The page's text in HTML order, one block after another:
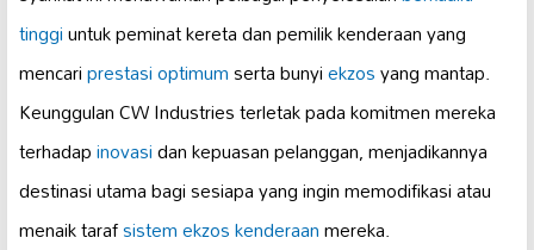
tinggiuntuk peminat kereta dan pemilik kenderaan yang
mencariprestasi optimumserta bunyiekzosyang mantap.
Keunggulan CW Industries terletak pada komitmen mereka
terhadapinovasidan kepuasan pelanggan, menjadikannya
destinasi utama bagi sesiapa yang ingin memodifikasi atau
menaik tarafsistem ekzos kenderaanmereka.